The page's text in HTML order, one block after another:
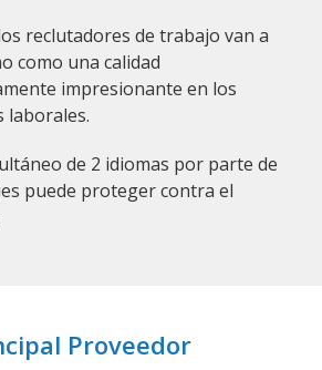
reclutadores de trabajo van a
como una calidad
impresionante en los
laborales.
de 2 idiomas por parte de
puede proteger contra el
Proveedor